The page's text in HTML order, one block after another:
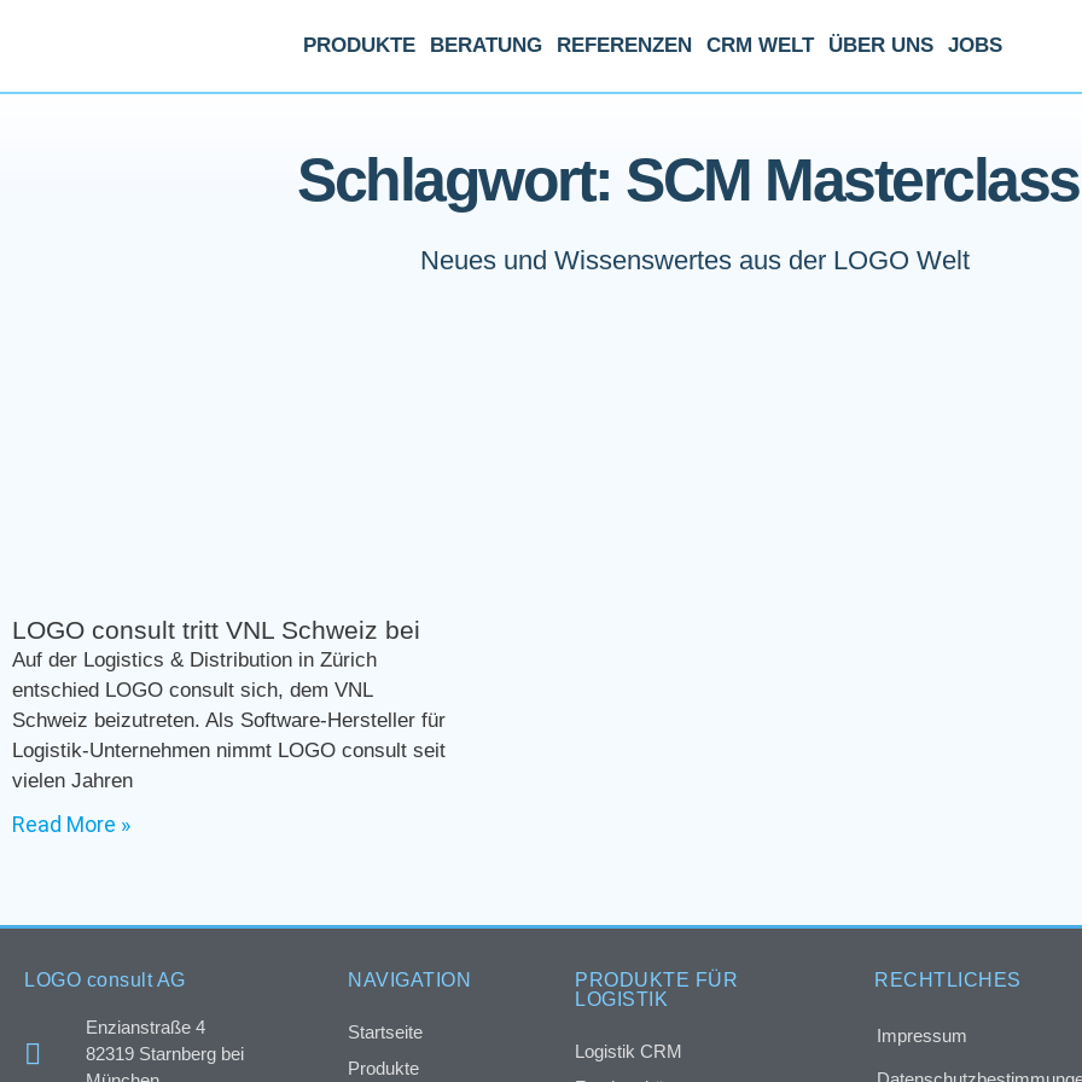
PRODUKTE BERATUNG REFERENZEN CRM WELT ÜBER UNS JOBS
Schlagwort: SCM Masterclass
Neues und Wissenswertes aus der LOGO Welt
LOGO consult tritt VNL Schweiz bei
Auf der Logistics & Distribution in Zürich
entschied LOGO consult sich, dem VNL
Schweiz beizutreten. Als Software-Hersteller für
Logistik-Unternehmen nimmt LOGO consult seit
vielen Jahren
Read More »
LOGO consult AG
Enzianstraße 4
82319 Starnberg bei
NAVIGATION
Startseite
Produkte
PRODUKTE FÜR
LOGISTIK
Logistik CRM
RECHTLICHES
Impressum